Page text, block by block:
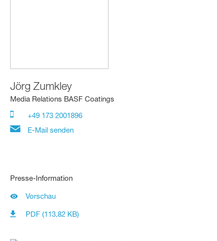
Jörg Zumkley
Media Relations BASF Coatings
+49 173 2001896
E-Mail senden
Presse-Information
Vorschau
PDF (113,82 KB)